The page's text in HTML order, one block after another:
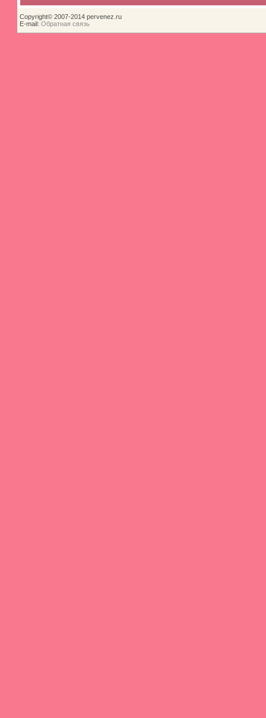
Copyright© 2007-2014 pervenez.ru
E-mail: Обратная связь